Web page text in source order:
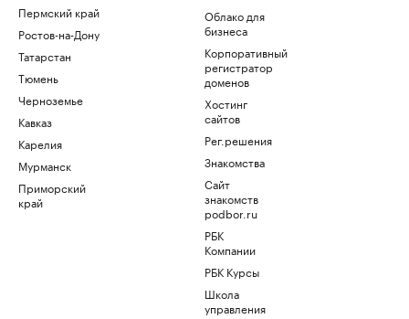
Пермский край
Ростов-на-Дону
Татарстан
Тюмень
Черноземье
Кавказ
Карелия
Мурманск
Приморский
край
Облако для
бизнеса
Корпоративный
регистратор
доменов
Хостинг
сайтов
Рег.решения
Знакомства
Сайт
знакомств
podbor.ru
РБК
Компании
РБК Курсы
Школа
управления